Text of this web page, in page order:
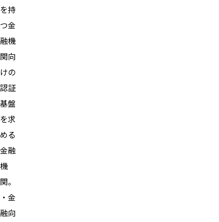
を持
つ金
融機
関向
けの
認証
基盤
を求
める
金融
機
関。
・金
融向